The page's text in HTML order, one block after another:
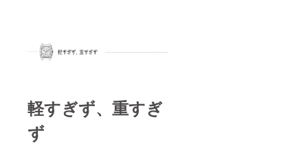
軽すぎず、重すぎ
ず